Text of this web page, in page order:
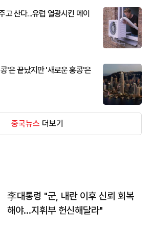
고 산다...유럽 열광시킨 메이
'은 끝났지만 '새로운 홍콩'은
중국뉴스 더보기
李대통령 "군, 내란 이후 신뢰 회복
해야…지휘부 헌신해달라"